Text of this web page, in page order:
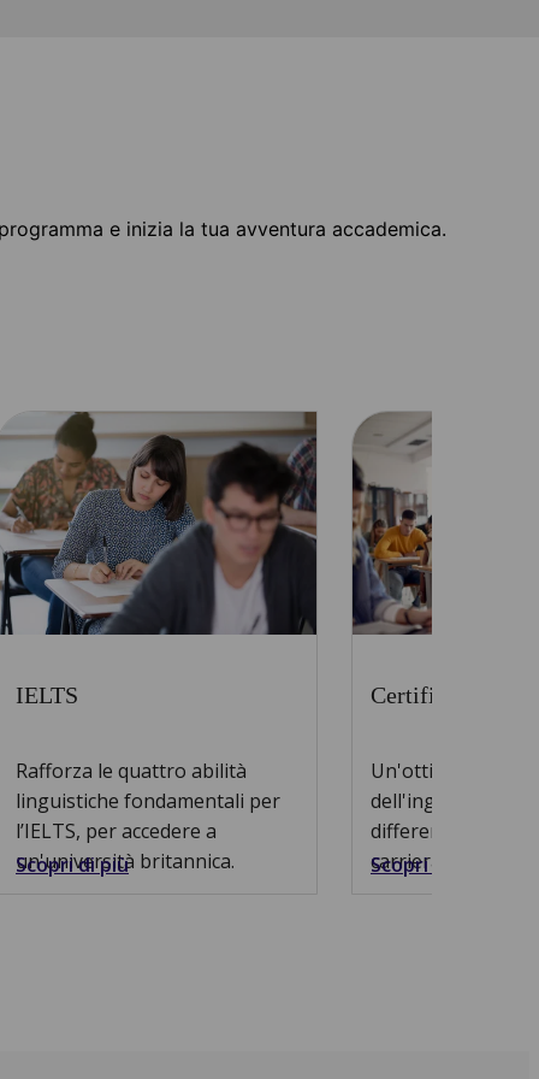
e inizia la tua avventura accademica.
IELTS
Rafforza le quattro abilità
linguistiche fondamentali per
l’IELTS, per accedere a
un'università britannica.
Scopri di più
Certificato in
Un'ottima
dell'inglese può
differenza per
carriera a livello
Scopri di più